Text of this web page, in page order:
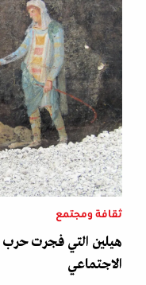
ثقافة ومجتمع
هيلين التي فجرت
الاجتماعي